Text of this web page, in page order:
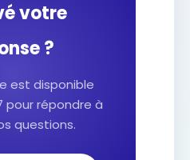
votre
?
est disponible
pour répondre à
questions.